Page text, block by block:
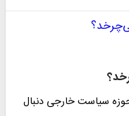
سیاست خارجی دنبال